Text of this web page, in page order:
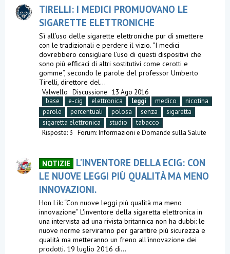
TIRELLI: I MEDICI PROMUOVANO LE
SIGARETTE ELETTRONICHE
Sì all’uso delle sigarette elettroniche pur di smettere
con le tradizionali e perdere il vizio. “I medici
dovrebbero consigliare l’uso di questi dispositivi che
sono più efficaci di altri sostitutivi come cerotti e
gomme“, secondo le parole del professor Umberto
Tirelli, direttore del...
Valwello Discussione 13 Ago 2016
base
e-cig elettronica leggi medico
nicotina
parole
percentuali polosa senza
sigaretta
sigaretta elettronica
studio
tabacco
Risposte: 3 Forum:Informazioni e Domande sulla Salute
NOTIZIE
L'INVENTORE DELLA ECIG: CON
LE NUOVE LEGGI PIÙ QUALITÀ MA MENO
INNOVAZIONI.
Hon Lik: “Con nuove leggi più qualità ma meno
innovazione” L'inventore della sigaretta elettronica in
una intervista ad una rivista britannica non ha dubbi: le
nuove norme serviranno per garantire più sicurezza e
qualità ma metteranno un freno all'innovazione dei
prodotti. 19 luglio 2016 di...